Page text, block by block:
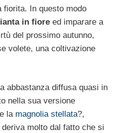
fiorita. In questo modo
in fiore ed imparare a
del prossimo autunno,
volete, una coltivazione
abbastanza diffusa quasi in
nella sua versione
la magnolia stellata?,
molto dal fatto che si